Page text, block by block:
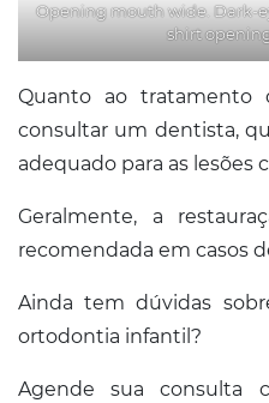
Opening mouth wide. Dark-
shirt
Quanto ao tratamento
consultar um dentista,
adequado para as lesões
Geralmente, a
recomendada em casos
Ainda tem dúvidas
ortodontia infantil?
Agende sua consulta